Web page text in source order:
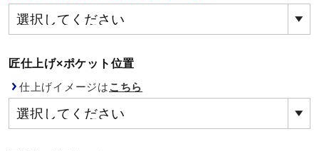
サポーター
匠仕上げ×ポケット位置
仕上げイメージはこちら